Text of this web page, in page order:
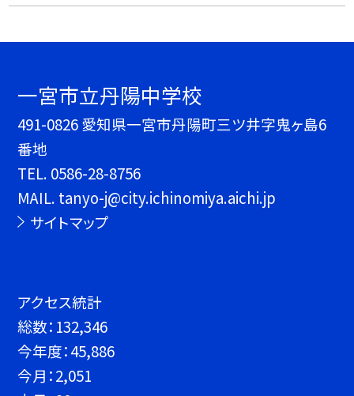
一宮市立丹陽中学校
491-0826 愛知県一宮市丹陽町三ツ井字鬼ヶ島6
番地
TEL. 0586-28-8756
MAIL. tanyo-j@city.ichinomiya.aichi.jp
サイトマップ
アクセス統計
総数： 132,346
今年度：45,886
今月：2,051